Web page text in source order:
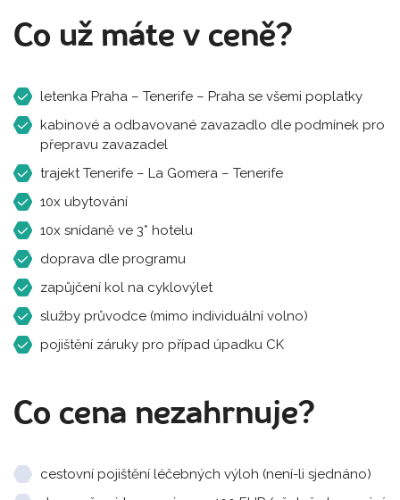
Co už máte v ceně?
letenka Praha – Tenerife – Praha se všemi poplatky
kabinové a odbavované zavazadlo dle podmínek pro
přepravu zavazadel
trajekt Tenerife – La Gomera – Tenerife
10x ubytování
10x snídaně ve 3* hotelu
doprava dle programu
zapůjčení kol na cyklovýlet
služby průvodce (mimo individuální volno)
pojištění záruky pro případ úpadku CK
Co cena nezahrnuje?
cestovní pojištění léčebných výloh (není-li sjednáno)